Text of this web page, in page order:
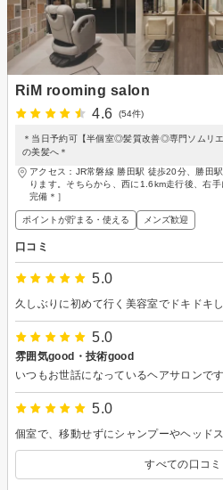
RiM rooming salon
4.6
(54件)
＊当日予約可【半個室◎髪質改善◎専門ソムリ
の美髪へ＊
アクセス：JR常磐線 勝田駅 徒歩20分、勝田
ります。そちらから、西に1.6km走行後、右
完備＊］
ポイントが貯まる・使える メンズ歓迎
口コミ
5.0
5.0
雰囲気good・技術good
5.0
すべての口コ